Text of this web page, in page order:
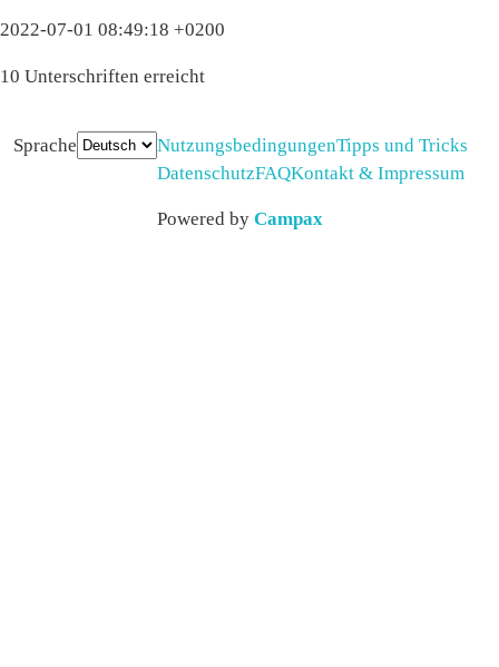
2022-07-01 08:49:18 +0200
10 Unterschriften erreicht
Sprache NutzungsbedingungenTipps und Tricks
DatenschutzFAQKontakt & Impressum
Powered by Campax